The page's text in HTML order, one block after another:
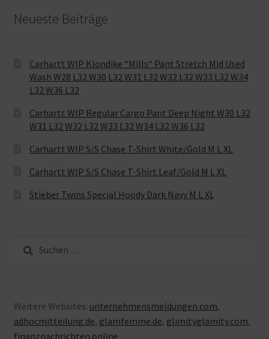
Neueste Beiträge
Carhartt WIP Klondike “Mills“ Pant Stretch Mid Used
Wash W28 L32 W30 L32 W31 L32 W32 L32 W33 L32 W34
L32 W36 L32
Carhartt WIP Regular Cargo Pant Deep Night W30 L32
W31 L32 W32 L32 W33 L32 W34 L32 W36 L32
Carhartt WIP S/S Chase T-Shirt White/Gold M L XL
Carhartt WIP S/S Chase T-Shirt Leaf/Gold M L XL
Stieber Twins Special Hoody Dark Navy M L XL
Suche
nach:
Weitere Websites: unternehmensmeldungen.com,
adhocmitteilung.de, glamfemme.de, glimityglamity.com,
finanznachrichten.online